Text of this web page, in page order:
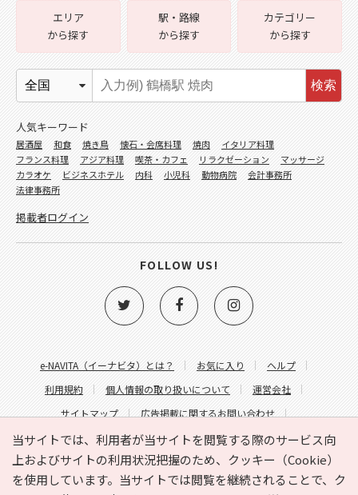
当サイトでは、利用者が当サイトを閲覧する際のサービス向
上およびサイトの利用状況把握のため、クッキー（Cookie）
を使用しています。当サイトでは閲覧を継続されることで、ク
e-NAVITA（イーナビタ）とは？ お気に入り
ヘルプ
利用規約
個人情報の取り扱いについて
運営会社
サイトマップ
広告掲載に関するお問い合わせ
サイトの内容に関するお問い合わせ
エリア
から探す
駅・路線
から探す
カテゴリー
から探す
検索
人気キーワード
居酒屋 和食 焼き鳥 懐石・会席料理 焼肉
イタリア料理
フランス料理
アジア料理 喫茶・カフェ リラクゼーション
マッサージ
カラオケ
ビジネスホテル 内科 小児科 動物病院
会計事務所
法律事務所
掲載者ログイン
FOLLOW US!